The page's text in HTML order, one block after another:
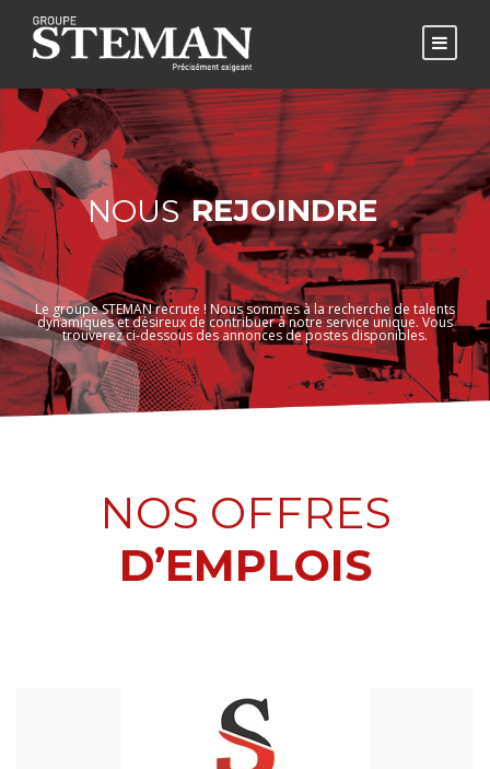
NOUS REJOINDRE
Le groupe STEMAN recrute ! Nous sommes à la recherche de talents
dynamiques et désireux de contribuer à notre service unique. Vous
trouverez ci-dessous des annonces de postes disponibles.
NOS OFFRES
D’EMPLOIS